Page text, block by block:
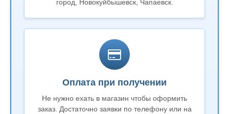
город, Новокуйбышевск, Чапаевск.
Оплата при получении
Не нужно ехать в магазин чтобы оформить
заказ. Достаточно заявки по телефону или на